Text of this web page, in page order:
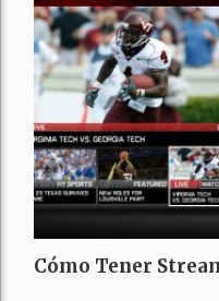
Cómo Tener